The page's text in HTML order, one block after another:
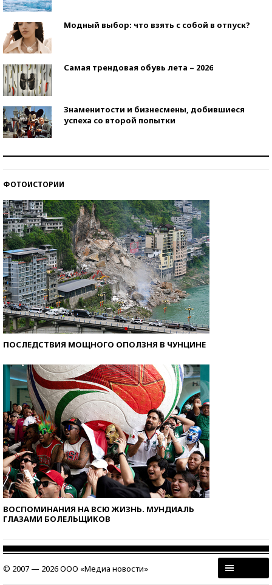
Модный выбор: что взять с собой в отпуск?
Самая трендовая обувь лета – 2026
Знаменитости и бизнесмены, добившиеся
успеха со второй попытки
ФОТОИСТОРИИ
ПОСЛЕДСТВИЯ МОЩНОГО ОПОЛЗНЯ В ЧУНЦИНЕ
ВОСПОМИНАНИЯ НА ВСЮ ЖИЗНЬ. МУНДИАЛЬ
ГЛАЗАМИ БОЛЕЛЬЩИКОВ
© 2007 — 2026 ООО «Медиа новости»